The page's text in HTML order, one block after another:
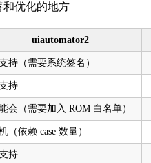
和优化的地方
uiautomator2
持（需要系统签名）
持
会（需要加入 ROM 白名单）
（依赖 case 数量）
持